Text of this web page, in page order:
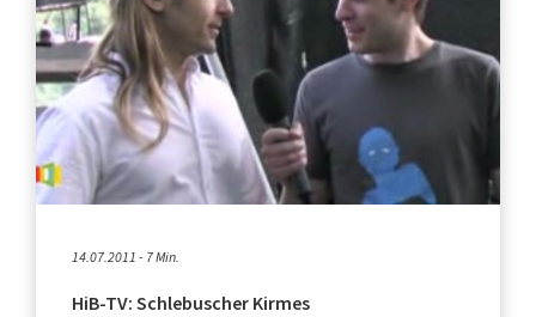
14.07.2011 - 7 Min.
HiB-TV: Schlebuscher Kirmes